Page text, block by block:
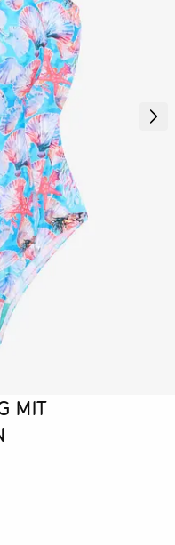
mit